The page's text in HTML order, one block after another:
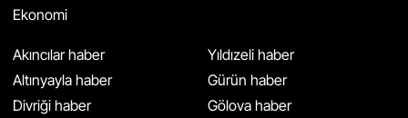
Ekonomi
Akıncılar haber
Altınyayla haber
Divriği haber
Yıldızeli haber
Gürün haber
Gölova haber